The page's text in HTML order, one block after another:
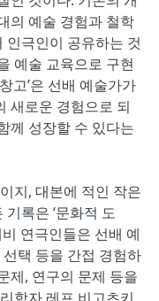
의 예술 경험과 철학
인극인이 공유하는 것
예술 교육으로 구현
고’은 선배 예술가가
새로운 경험으로 되
께 성장할 수 있다는
지, 대본에 적인 작은
록은 ‘문화적 도
연극인들은 선배 예
택 등을 간접 경험하
제, 연구의 문제 등을